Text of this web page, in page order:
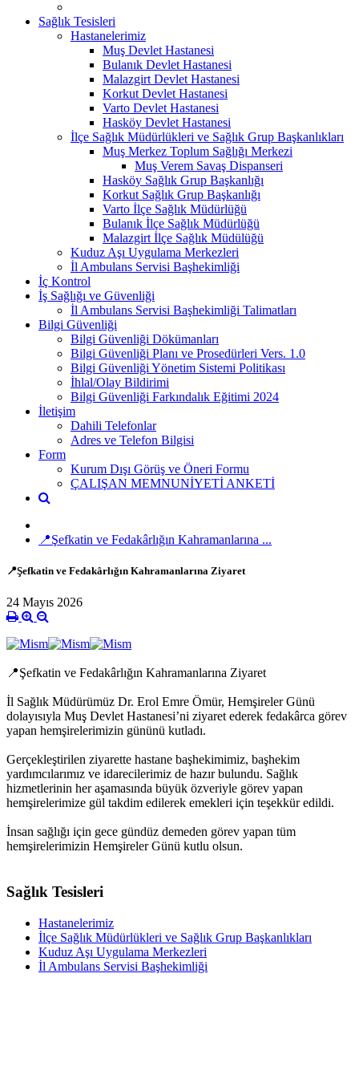
Sağlık Tesisleri
Hastanelerimiz
Muş Devlet Hastanesi
Bulanık Devlet Hastanesi
Malazgirt Devlet Hastanesi
Korkut Devlet Hastanesi
Varto Devlet Hastanesi
Hasköy Devlet Hastanesi
İlçe Sağlık Müdürlükleri ve Sağlık Grup Başkanlıkları
Muş Merkez Toplum Sağlığı Merkezi
Muş Verem Savaş Dispanseri
Hasköy Sağlık Grup Başkanlığı
Korkut Sağlık Grup Başkanlığı
Varto İlçe Sağlık Müdürlüğü
Bulanık İlçe Sağlık Müdürlüğü
Malazgirt İlçe Sağlık Müdülüğü
Kuduz Aşı Uygulama Merkezleri
İl Ambulans Servisi Başhekimliği
İç Kontrol
İş Sağlığı ve Güvenliği
İl Ambulans Servisi Başhekimliği Talimatları
Bilgi Güvenliği
Bilgi Güvenliği Dökümanları
Bilgi Güvenliği Planı ve Prosedürleri Vers. 1.0
Bilgi Güvenliği Yönetim Sistemi Politikası
İhlal/Olay Bildirimi
Bilgi Güvenliği Farkındalık Eğitimi 2024
İletişim
Dahili Telefonlar
Adres ve Telefon Bilgisi
Form
Kurum Dışı Görüş ve Öneri Formu
ÇALIŞAN MEMNUNİYETİ ANKETİ
📍Şefkatin ve Fedakârlığın Kahramanlarına ...
📍Şefkatin ve Fedakârlığın Kahramanlarına Ziyaret
24 Mayıs 2026
📍Şefkatin ve Fedakârlığın Kahramanlarına Ziyaret
İl Sağlık Müdürümüz Dr. Erol Emre Ömür, Hemşireler Günü
dolayısıyla Muş Devlet Hastanesi’ni ziyaret ederek fedakârca görev
yapan hemşirelerimizin gününü kutladı.
Gerçekleştirilen ziyarette hastane başhekimimiz, başhekim
yardımcılarımız ve idarecilerimiz de hazır bulundu. Sağlık
hizmetlerinin her aşamasında büyük özveriyle görev yapan
hemşirelerimize gül takdim edilerek emekleri için teşekkür edildi.
İnsan sağlığı için gece gündüz demeden görev yapan tüm
hemşirelerimizin Hemşireler Günü kutlu olsun.
Sağlık Tesisleri
Hastanelerimiz
İlçe Sağlık Müdürlükleri ve Sağlık Grup Başkanlıkları
Kuduz Aşı Uygulama Merkezleri
İl Ambulans Servisi Başhekimliği